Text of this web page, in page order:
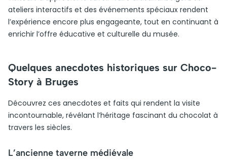
ateliers interactifs et des événements spéciaux rendent
l’expérience encore plus engageante, tout en continuant à
enrichir l’offre éducative et culturelle du musée.
Quelques anecdotes historiques sur Choco-
Story à Bruges
Découvrez ces anecdotes et faits qui rendent la visite
incontournable, révélant l’héritage fascinant du chocolat à
travers les siècles.
L’ancienne taverne médiévale